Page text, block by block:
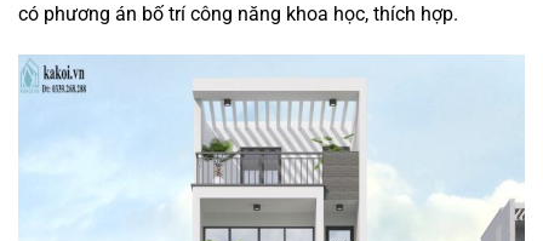
có phương án bố trí công năng khoa học, thích hợp.